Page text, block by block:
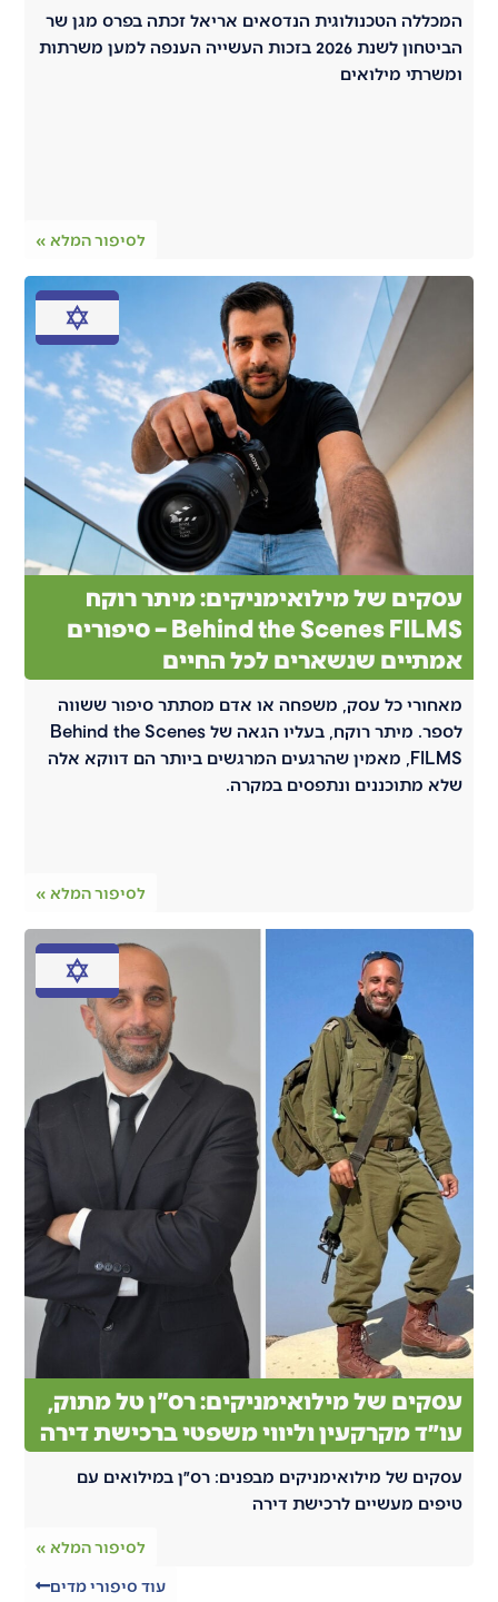
המכללה הטכנולוגית הנדסאים אריאל זכתה בפרס מגן שר
הביטחון לשנת 2026 בזכות העשייה הענפה למען משרתות
ומשרתי מילואים
לסיפור המלא »
עסקים של מילואימניקים: מיתר רוקח
Behind the Scenes FILMS – סיפורים
אמתיים שנשארים לכל החיים
מאחורי כל עסק, משפחה או אדם מסתתר סיפור ששווה
לספר. מיתר רוקח, בעליו הגאה של Behind the Scenes
FILMS, מאמין שהרגעים המרגשים ביותר הם דווקא אלה
שלא מתוכננים ונתפסים במקרה.
לסיפור המלא »
עסקים של מילואימניקים: רס"ן טל מתוק,
עו״ד מקרקעין וליווי משפטי ברכישת דירה
עסקים של מילואימניקים מבפנים: רס״ן במילואים עם
טיפים מעשיים לרכישת דירה
לסיפור המלא »
עוד סיפורי מדים